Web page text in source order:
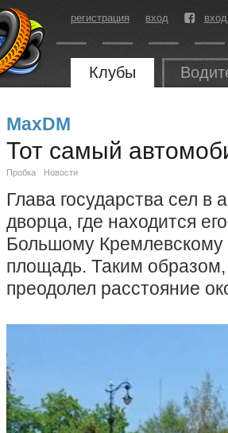
регистрация вход
Клубы
MaxDM
Тот самый
Пробка Новости
Глава государства сел в
дворца, где находится
Большому Кремлевскому
площадь. Таким
преодолел расстояние